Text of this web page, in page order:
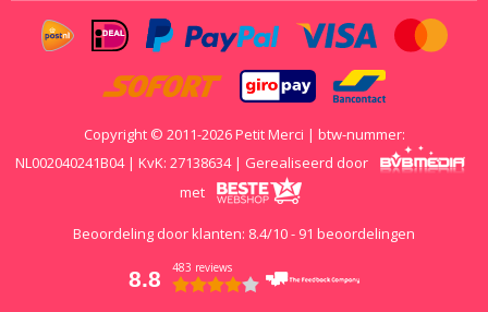
Copyright © 2011-2026 Petit Merci | btw-nummer:
NL002040241B04 | KvK: 27138634 | Gerealiseerd door
met
Beoordeling door klanten: 8.4/10- 91 beoordelingen
8.8 483 reviews